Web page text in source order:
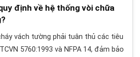
định về hệ thống vòi chữa
vách tường phải tuân thủ các tiêu
5760:1993 và NFPA 14, đảm bảo